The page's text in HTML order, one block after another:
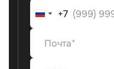
+7
+7